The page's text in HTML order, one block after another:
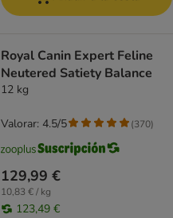
Royal Canin Expert Feline
Neutered Satiety Balance
12 kg
129,99 €
10,83 € / kg
123,49 €
Valorar: 4.5/5 (370)